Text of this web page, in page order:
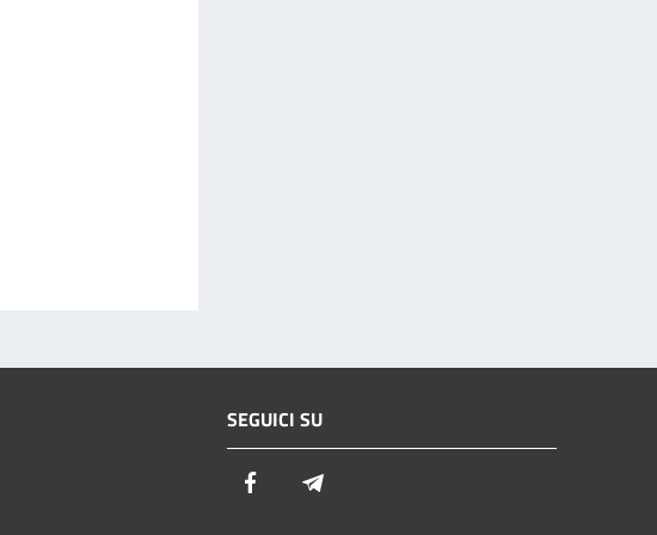
SEGUICI SU
Facebook